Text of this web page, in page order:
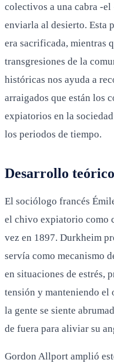
colectivos a una cabra -
enviarla al desierto. Esta
era sacrificada, mientras
transgresiones de la
históricas nos ayuda a
arraigados que están los
expiatorios en la
los periodos de tiempo.
Desarrollo teórico
El sociólogo francés
el chivo expiatorio como
vez en 1897. Durkheim
servía como mecanismo
en situaciones de estrés,
tensión y manteniendo el
la gente se siente
de fuera para aliviar su
Gordon Allport amplió